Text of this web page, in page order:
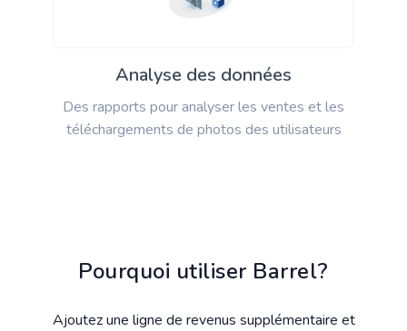
Analyse des données
Des rapports pour analyser les ventes et les
téléchargements de photos des utilisateurs
Pourquoi utiliser Barrel?
Ajoutez une ligne de revenus supplémentaire et